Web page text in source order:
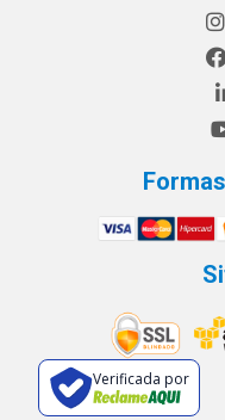
Verificada por